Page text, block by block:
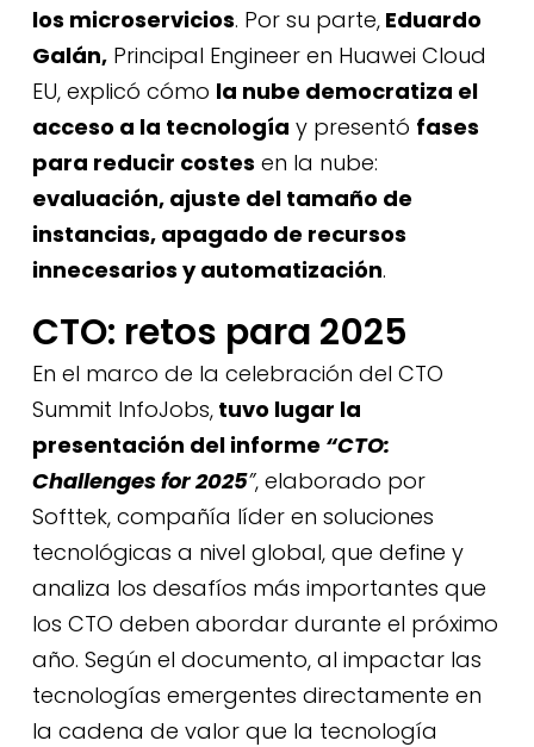
los microservicios. Por su parte, Eduardo
Galán, Principal Engineer en Huawei Cloud
EU, explicó cómo la nube democratiza el
acceso a la tecnología y presentó fases
para reducir costes en la nube:
evaluación, ajuste del tamaño de
instancias, apagado de recursos
innecesarios y automatización.
CTO: retos para 2025
En el marco de la celebración del CTO
Summit InfoJobs, tuvo lugar la
presentación del informe “CTO:
Challenges for 2025”, elaborado por
Softtek, compañía líder en soluciones
tecnológicas a nivel global, que define y
analiza los desafíos más importantes que
los CTO deben abordar durante el próximo
año. Según el documento, al impactar las
tecnologías emergentes directamente en
la cadena de valor que la tecnología